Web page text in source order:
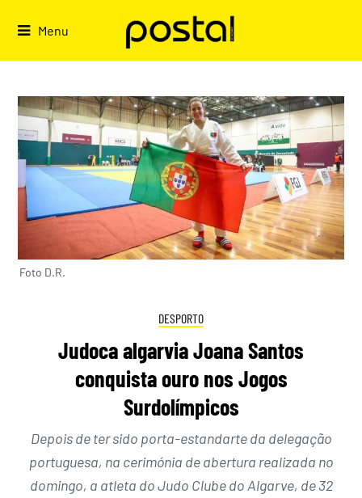
Menu
Foto D.R.
DESPORTO
Judoca algarvia Joana Santos
conquista ouro nos Jogos
Surdolímpicos
Depois de ter sido porta-estandarte da delegação
portuguesa, na cerimónia de abertura realizada no
domingo, a atleta do Judo Clube do Algarve, de 32